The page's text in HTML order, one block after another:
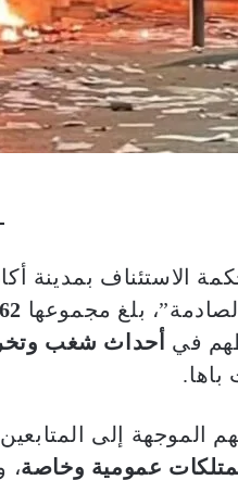
بلغ مجموعها 162 سنة
في
أحداث شغب
باها.
الموجهة إلى
عمومية وخاصة،